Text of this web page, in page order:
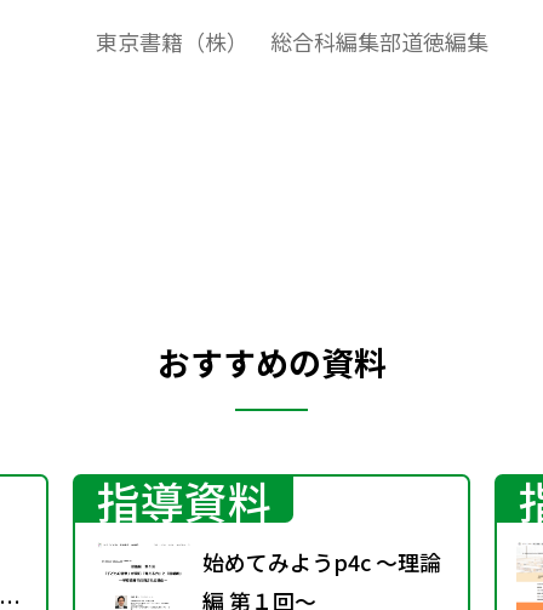
東京書籍（株） 総合科編集部道徳編集
おすすめの資料
指導資料
始めてみようp4c ～理論
編 第１回～